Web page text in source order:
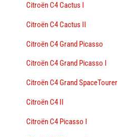
Citroën C4 Cactus I
Citroën C4 Cactus II
Citroën C4 Grand Picasso
Citroën C4 Grand Picasso I
Citroën C4 Grand SpaceTourer
Citroën C4 II
Citroën C4 Picasso I